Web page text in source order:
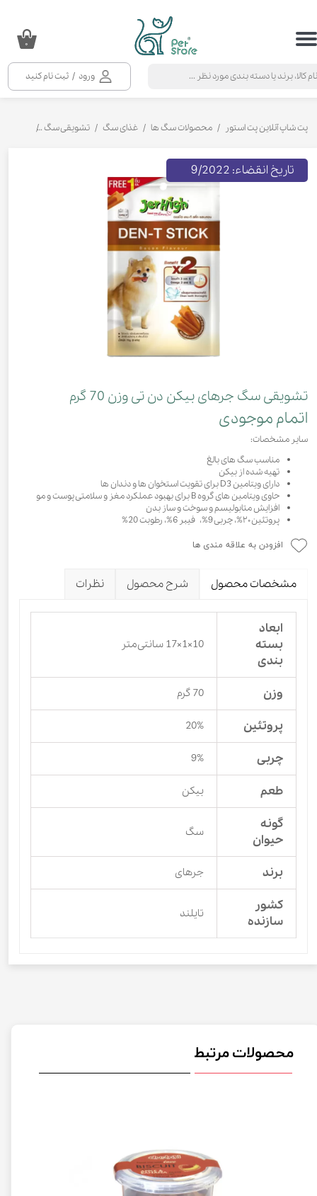
ورود / ثبت نام کنید
حساب کاربری من
خروج از حساب کاربری
۰
پت شاپ آنلاین پت استور محصولات سگ ها غذای سگ تشویقی سگ
تشویقی سگ جرهای بیکن دن تی وزن 70 گرم
اتمام موجودی
سایر مشخصات:
مناسب سگ های بالغ
تهیه شده از بیکن
دارای ویتامین D3 برای تقویت استخوان ها و دندان ها
حاوی ویتامین های گروه B برای بهبود عملکرد مغز و سلامتی پوست و مو
افزایش متابولیسم و سوخت و ساز بدن
پروتئین ۲۰%، چربی 9%، فیبر 6%، رطوبت 20%
تاریخ انقضاء: 9/2022
افزودن به علاقه مندی ها
مشخصات محصول شرح محصول نظرات
ابعاد
بسته
بندی
10×1×17 سانتی‌متر
وزن 70 گرم
پروتئین 20%
چربی 9%
طعم بیکن
گونه
حیوان
سگ
برند جرهای
کشور
سازنده
تایلند
محصولات مرتبط